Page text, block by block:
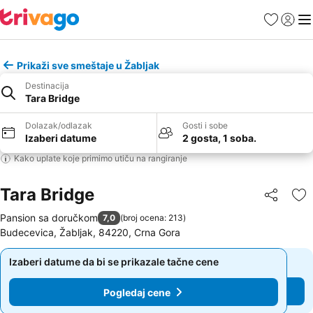
FavoritiPrijavi
Prikaži sve smeštaje u Žabljak
Destinacija
Tara Bridge
Dolazak/odlazak
Izaberi datume
Gosti i sobe
2 gosta, 1 soba.
Kako uplate koje primimo utiču na rangiranje
Tara Bridge Deli
Pansion sa doručkom 7,0 (broj ocena: 213)
Budecevica, Žabljak, 84220, Crna Gora
Izaberi datume da bi se prikazale tačne cene
Pogledaj cene
Izaberi datume da bi se prikazale tačne cene
Pogledaj cene